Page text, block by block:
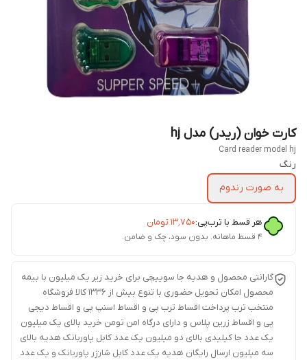
کارت‌ خوان (ریدر) مدل hj
Card reader model hj
رنگ
به صورت رندوم
هر قسط با ترب‌پی:۱۳٬۷۵۰ تومان
۴ قسط ماهانه. بدون سود، چک و ضامن.
گارانتی محصول و هدیه جا سوییچی برای خرید زیر یک میلیون با بیمه
محصول امکان تحویل حضوری با تنوع بیش از 1336 کالا فروشگاه
منتخب ترب پرداخت اقساط ترب پی و اقساط اسنپ پی و اقساط دیجی
پی و اقساط زرین پلاس و دارای درگاه امن تومن خرید بالای یک میلیون
یک عدد جا کیلیدی بالای دو میلیون یک عدد کابل پاوربانک هدیه بالای
سه میلیون ارسال رایگان هدیه یک عدد کابل شارژر پاوربانک و یک عدد